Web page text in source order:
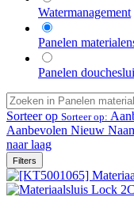
Watermanagement
Panelen
Panelen
Sorteer op Sorteer op:
Aanbevolen Nieuw
naar laag
Filters